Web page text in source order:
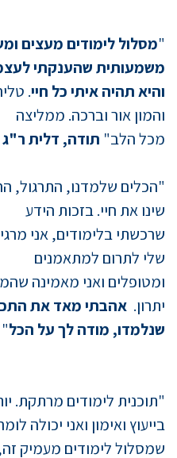
"מסלול לימודים מעצים
משמעותית שהענקתי
והיא תהיה איתי כל חיי.
והמון אור וברכה. ממליצה
מכל הלב" תודה, דלית ר"ג
"הכלים שלמדנו, התרגול,
שינו את חיי. בזכות הידע
שרכשתי בלימודים, אני
שלי לתרום למתאמנים
ומטופלים ואני מאמינה
יתרון. אהבתי מאד את
שנלמדו, מודה לך על הכל"
"תוכנית לימודים מרתקת.
בייעוץ ואימון ואני יכולה
שמסלול לימודים מעמיק